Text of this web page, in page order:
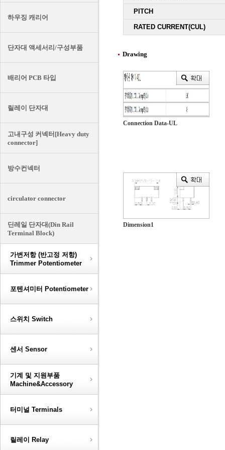
하우징 캐리어
단자대 액세서리/구성부품
배리어 PCB 타입
릴레이 단자대
고내구성 커넥터[Heavy duty
connector]
방수컨넥터
circulator connector
딘레일 단자대(Din Rail
Terminal Block)
가변저항 (반고정 저항)
Trimmer Potentiometer
포텐셔미터 Potentiometer
스위치 Switch
센서 Sensor
기계 및 지원부품
Machine&Accessory
터미널 Terminals
릴레이 Relay
PITCH
RATED CURRENT(CUL)
Drawing
Connection Data-UL
Dimension1